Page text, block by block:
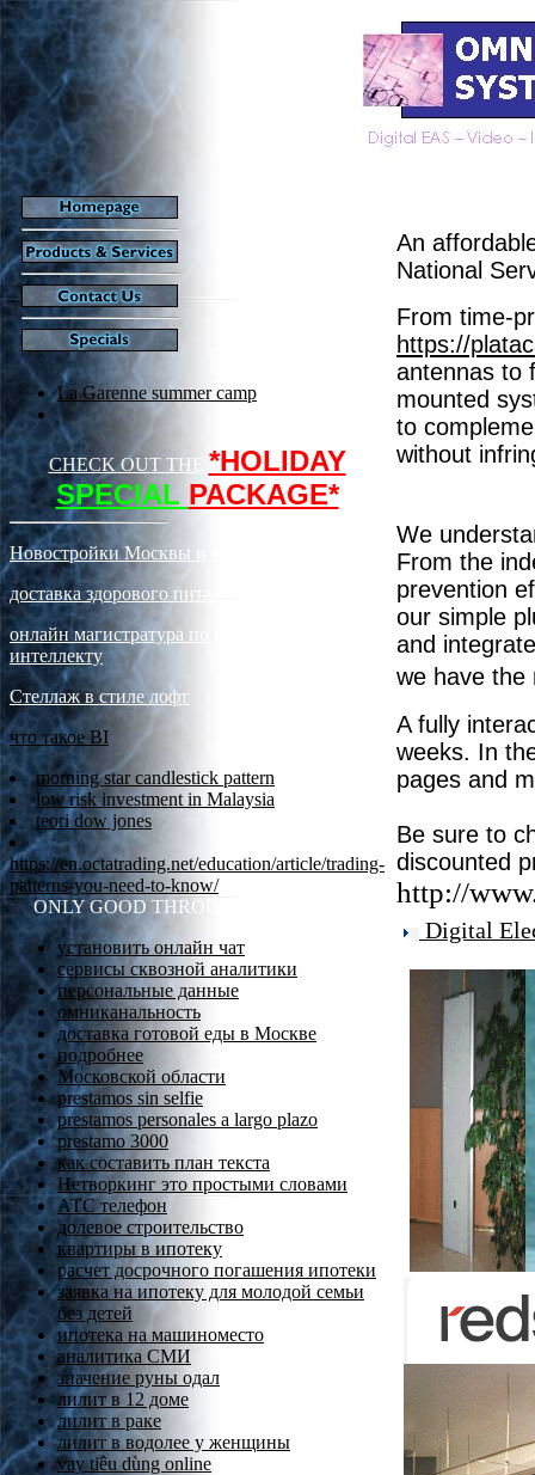
La Garenne summer camp
CHECK OUT THE
*HOLIDAY
SPECIAL PACKAGE*
Новостройки Москвы и области
доставка здорового питания
онлайн магистратура по искусственному
интеллекту
Стеллаж в стиле лофт
что такое BI
morning star candlestick pattern
low risk investment in Malaysia
teori dow jones
https://en.octatrading.net/education/article/trading-
patterns-you-need-to-know/
ONLY GOOD THROUGH JAN.15, 2010
установить онлайн чат
сервисы сквозной аналитики
персональные данные
омниканальность
доставка готовой еды в Москве
подробнее
Московской области
prestamos sin selfie
prestamos personales a largo plazo
prestamo 3000
как составить план текста
Нетворкинг это простыми словами
АТС телефон
долевое строительство
квартиры в ипотеку
расчет досрочного погашения ипотеки
заявка на ипотеку для молодой семьи
без детей
ипотека на машиноместо
аналитика СМИ
значение руны одал
лилит в 12 доме
лилит в раке
лилит в водолее у женщины
vay tiêu dùng online
An
National
From time-
https://
antennas to
mounted
to
without
We
From the
prevention
our simple
and
we have the
A fully
weeks. In
pages and
Be sure to
discounted
http://
Digital